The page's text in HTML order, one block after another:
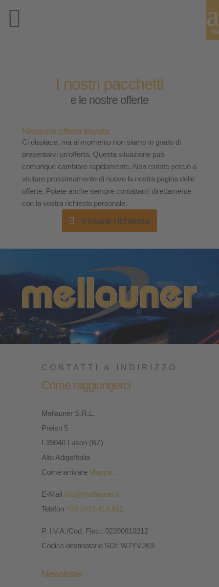
I nostri pacchetti
e le nostre offerte
Nessuna offerta trovata
Ci dispiace, ma al momento non siamo in grado di
presentarvi un’offerta. Questa situazione può
comunque cambiare rapidamente. Non esitate perciò a
visitare prossimamente di nuovo la nostra pagina delle
offerte. Potete anche sempre contattarci direttamente
con la vostra richiesta personale.
Inviare richiesta
CONTATTI & INDIRIZZO
Come raggiungerci
Mellauner S.R.L.
Preisn 5
I-39040 Luson (BZ)
Alto Adige/Italia
Come arrivare Mappa…
E-Mail info@mellauner.it
Telefon +39 0472 413 612
P. I.V.A./Cod. Fisc.: 02390810212
Codice destinatario SDI: W7YVJK9
Newsletter